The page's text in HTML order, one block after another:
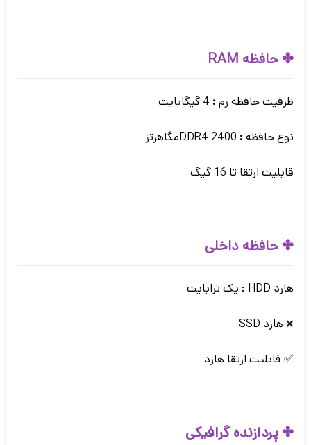
✤ حافظه RAM
ظرفیت حافظه رم :
نوع حافظه : DDR4 2400مگاهرتز
قابلیت ارتقا تا 16 گیگ
✤ حافظه داخلی
هارد HDD : یک ترابایت
❌ هارد SSD
✅ قابلیت ارتقا هارد
✤پردازنده گرافیکی